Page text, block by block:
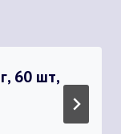
60 шт,